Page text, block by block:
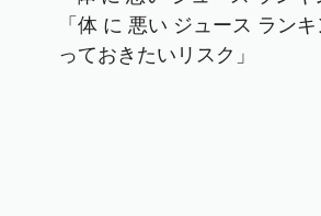
「体 に 悪い ジュース ラン
っておきたいリスク」